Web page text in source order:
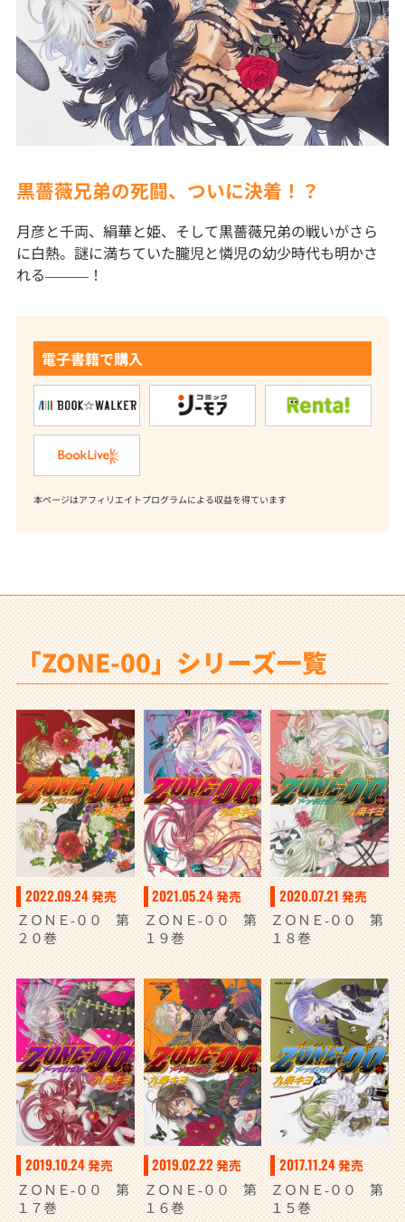
黒薔薇兄弟の死闘、ついに決着！？
月彦と千両、絹華と姫、そして黒薔薇兄弟の戦いがさら
に白熱。謎に満ちていた朧児と憐児の幼少時代も明かさ
れる―――！
電子書籍で購入
本ページはアフィリエイトプログラムによる収益を得ています
「ZONE-00」シリーズ一覧
2022.09.24発売
ＺＯＮＥ‐００ 第
２０巻
2021.05.24発売
ＺＯＮＥ‐００ 第
１９巻
2020.07.21 発売
ＺＯＮＥ‐００ 第
１８巻
2019.10.24発売
ＺＯＮＥ‐００ 第
１７巻
2019.02.22発売
ＺＯＮＥ‐００ 第
１６巻
2017.11.24発売
ＺＯＮＥ‐００ 第
１５巻